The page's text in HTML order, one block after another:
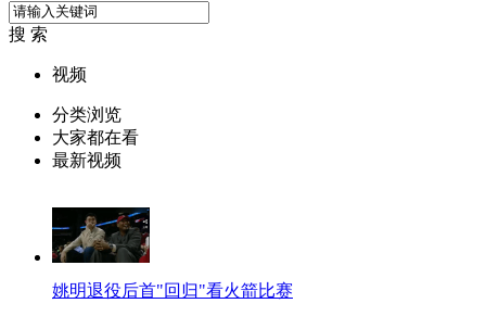
搜 索
视频
分类浏览
大家都在看
最新视频
姚明退役后首"回归"看火箭比赛